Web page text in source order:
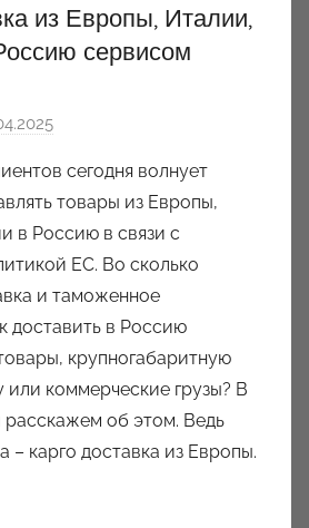
из Европы, Италии,
сервисом
т
о
р
о
м
a
u
k
c
сегодня волнует
товары из Европы,
в Россию в связи с
ЕС. Во сколько
и таможенное
доставить в Россию
крупногабаритную
или коммерческие грузы? В
расскажем об этом. Ведь
– карго доставка из Европы.